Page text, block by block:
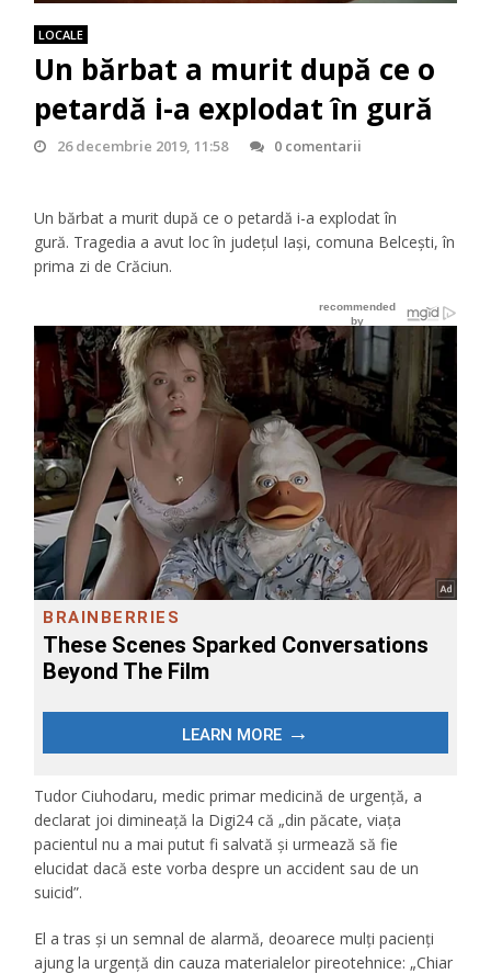
LOCALE
Un bărbat a murit după ce o
petardă i-a explodat în gură
26 decembrie 2019, 11:58 0 comentarii
Un bărbat a murit după ce o petardă i-a explodat în
gură. Tragedia a avut loc în județul Iași, comuna Belcești, în
prima zi de Crăciun.
Tudor Ciuhodaru, medic primar medicină de urgență, a
declarat joi dimineață la Digi24 că „din păcate, viața
pacientul nu a mai putut fi salvată și urmează să fie
elucidat dacă este vorba despre un accident sau de un
suicid”.
El a tras și un semnal de alarmă, deoarece mulți pacienți
ajung la urgență din cauza materialelor pireotehnice: „Chiar